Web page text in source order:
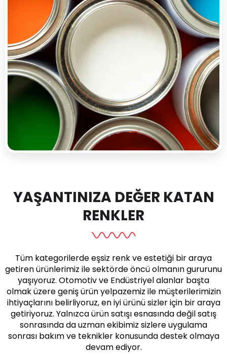
YAŞANTINIZA DEĞER KATAN
RENKLER
Tüm kategorilerde eşsiz renk ve estetiği bir araya
getiren ürünlerimiz ile sektörde öncü olmanın gururunu
yaşıyoruz. Otomotiv ve Endüstriyel alanlar başta
olmak üzere geniş ürün yelpazemiz ile müşterilerimizin
ihtiyaçlarını belirliyoruz, en iyi ürünü sizler için bir araya
getiriyoruz. Yalnızca ürün satışı esnasında değil satış
sonrasında da uzman ekibimiz sizlere uygulama
sonrası bakım ve teknikler konusunda destek olmaya
devam ediyor.